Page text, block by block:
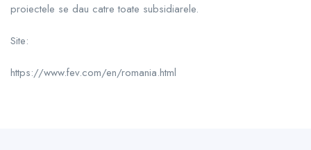
proiectele se dau catre toate subsidiarele.
Site:
https://www.fev.com/en/romania.html